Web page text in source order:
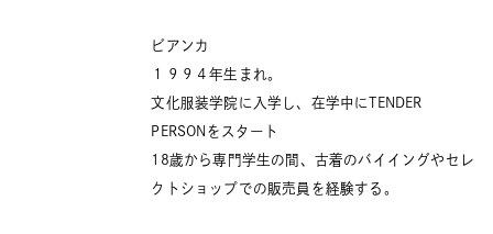
ビアンカ
１９９４年生まれ。
文化服装学院に入学し、在学中にTENDER
PERSONをスタート
18歳から専門学生の間、古着のバイイングやセレ
クトショップでの販売員を経験する。